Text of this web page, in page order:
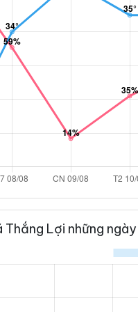
Thắng Lợi những